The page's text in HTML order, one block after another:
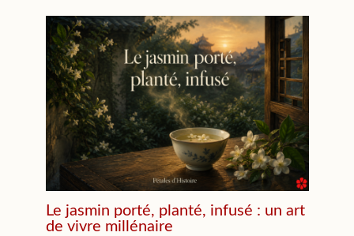
Le jasmin porté, planté, infusé : un art
de vivre millénaire